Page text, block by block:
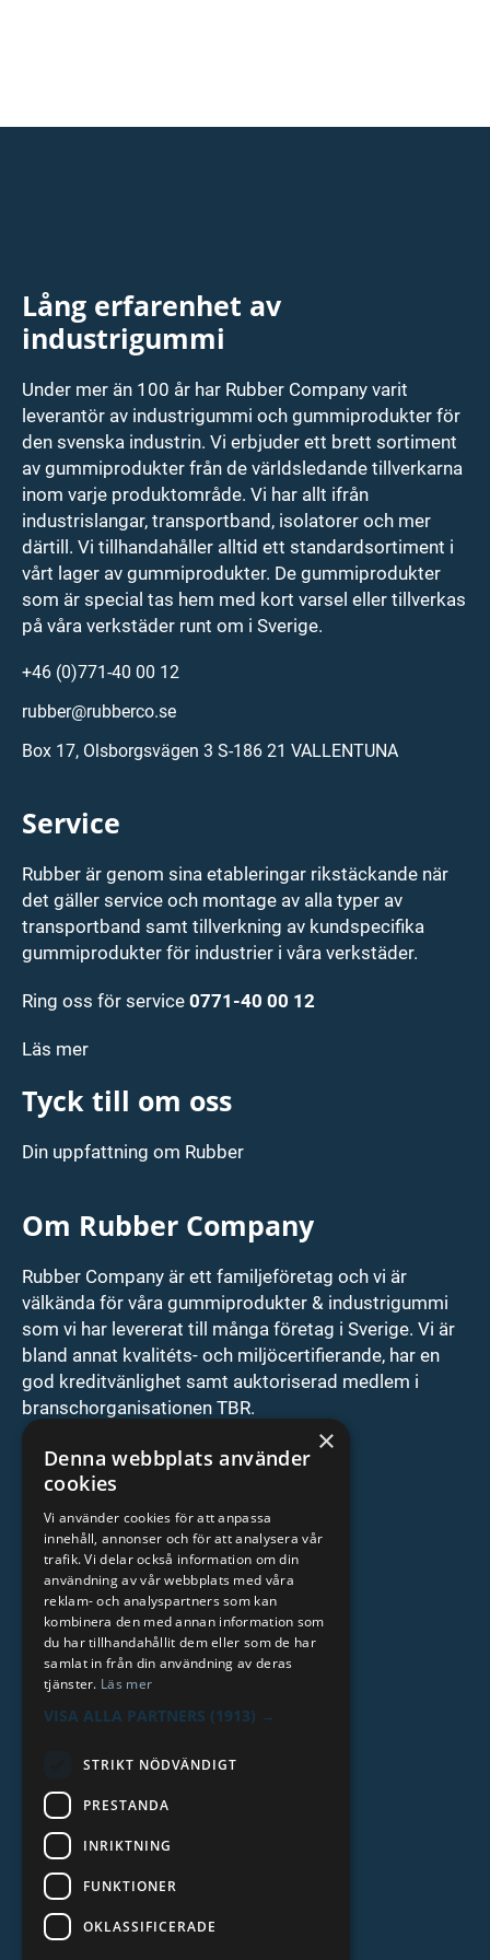
Lång erfarenhet av
industrigummi
Under mer än 100 år har Rubber Company varit
leverantör av industrigummi och gummiprodukter för
den svenska industrin. Vi erbjuder ett brett sortiment
av gummiprodukter från de världsledande tillverkarna
inom varje produktområde. Vi har allt ifrån
industrislangar, transportband, isolatorer och mer
därtill. Vi tillhandahåller alltid ett standardsortiment i
vårt lager av gummiprodukter. De gummiprodukter
som är special tas hem med kort varsel eller tillverkas
på våra verkstäder runt om i Sverige.
+46 (0)771-40 00 12
rubber@rubberco.se
Box 17, Olsborgsvägen 3 S-186 21 VALLENTUNA
Service
Rubber är genom sina etableringar rikstäckande när
det gäller service och montage av alla typer av
transportband samt tillverkning av kundspecifika
gummiprodukter för industrier i våra verkstäder.
Ring oss för service0771-40 00 12
Läs mer
Tyck till om oss
Din uppfattning om Rubber
Om Rubber Company
Rubber Company är ett familjeföretag och vi är
välkända för våra gummiprodukter & industrigummi
som vi har levererat till många företag i Sverige. Vi är
bland annat kvalitéts- och miljöcertifierande, har en
god kreditvänlighet samt auktoriserad medlem i
branschorganisationen TBR.
ISO9001/ISO14001 cert
Auktoriserat vulkföretag
Grundat 1923
Kreditvärdighet AAA
Läs mer
2026. ALL RIGHTS RESERVED.
POWERED BY EMPORI CMS
×
Denna webbplats använder
cookies
Vi använder cookies för att anpassa
innehåll, annonser och för att analysera vår
trafik. Vi delar också information om din
användning av vår webbplats med våra
reklam- och analyspartners som kan
kombinera den med annan information som
du har tillhandahållit dem eller som de har
samlat in från din användning av deras
tjänster. Läs mer
VISA ALLA PARTNERS (1913) →
STRIKT NÖDVÄNDIGT
PRESTANDA
INRIKTNING
FUNKTIONER
OKLASSIFICERADE